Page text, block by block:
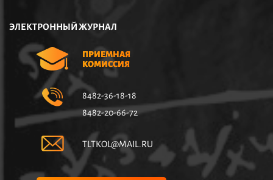
ЭЛЕКТРОННЫЙ ЖУРНАЛ
ПРИЕМНАЯ
КОМИССИЯ
8482-36-18-18
8482-20-66-72
TLTKOL@MAIL.RU